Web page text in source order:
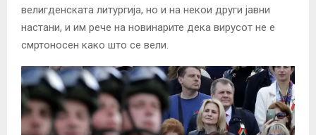
велигденската литургија, но и на некои други јавни
настани, и им рече на новинарите дека вирусот не е
смртоносен како што се вели.